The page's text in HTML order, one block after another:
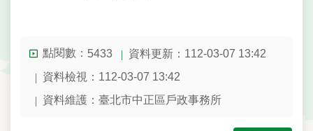
點閱數： 5433
資料更新：112-03-07 13:42
資料檢視：112-03-07 13:42
資料維護：臺北市中正區戶政事務所